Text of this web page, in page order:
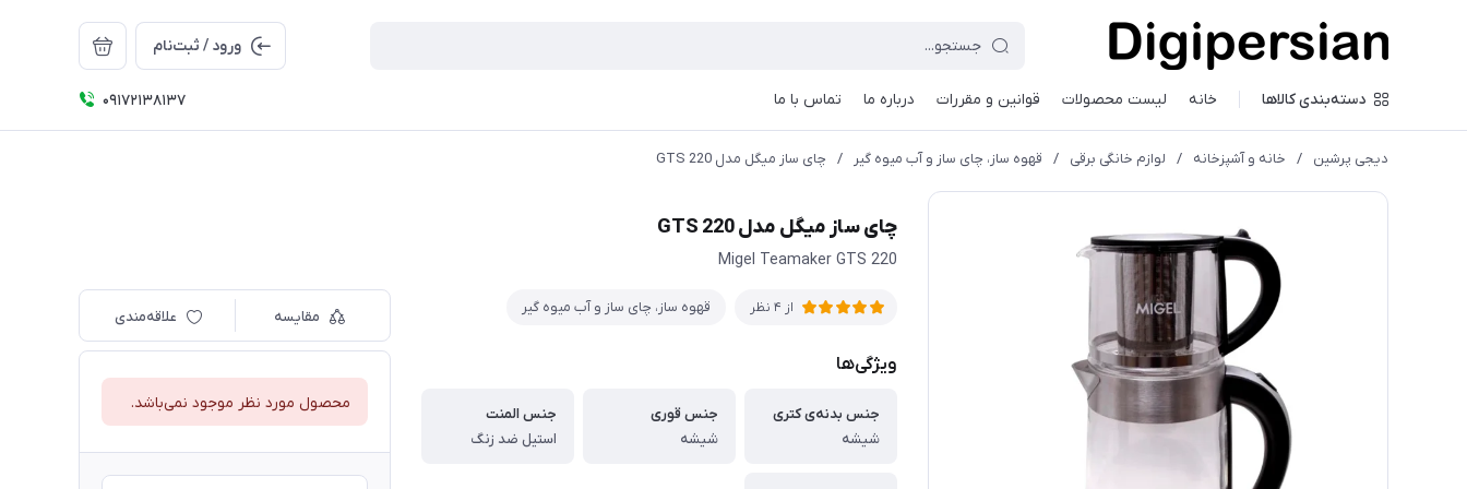
ورود / ثبت‌نام
دسته‌بندی کالاها خانه لیست محصولات قوانین و مقررات درباره ما تماس با ما 09172138137
دیجی پرشین / خانه و آشپزخانه / لوازم خانگی برقی / قهوه ساز، چای ساز و آب میوه گیر / چای ساز میگل مدل GTS 220
چای ساز میگل مدل GTS 220
Migel Teamaker GTS 220
از 4 نظر قهوه ساز، چای ساز و آب میوه گیر
ویژگی‌ها
جنس بدنه‌ی کتری
شیشه
جنس قوری
شیشه
جنس المنت
استیل ضد زنگ
مقایسه علاقه‌مندی
محصول مورد نظر موجود نمی‌باشد.